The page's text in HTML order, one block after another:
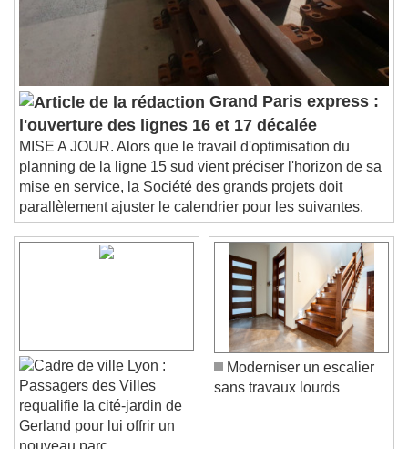
Subtitles
subtitles settings
, opens subtitles
subtitles off, selected
Audio Track
Picture-in-Picture
Fullscreen
This is a modal window.
Beginning of dialog window. Escape will cancel
and close the window.
Text
Caption Area Background
Color
Font Size
Grand Paris express :
l'ouverture des lignes 16 et 17 décalée
MISE A JOUR. Alors que le travail d'optimisation du
planning de la ligne 15 sud vient préciser l'horizon de sa
mise en service, la Société des grands projets doit
parallèlement ajuster le calendrier pour les suivantes.
Lyon :
Passagers des Villes
requalifie la cité-jardin de
Gerland pour lui offrir un
Moderniser un escalier